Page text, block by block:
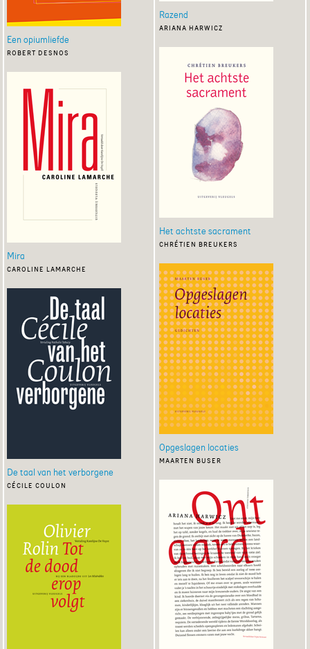
Een opiumliefde
robert desnos
Mira
caroline lamarche
De taal van het verborgene
cécile coulon
Razend
ariana harwicz
Het achtste sacrament
chrétien breukers
Opgeslagen locaties
maarten buser